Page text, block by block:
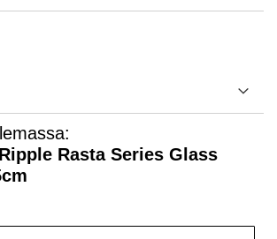
Rasta Series Glass